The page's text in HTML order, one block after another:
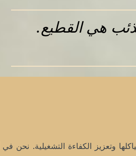
هي القطيع.
وتعزيز الكفاءة التشغيلية. نحن في